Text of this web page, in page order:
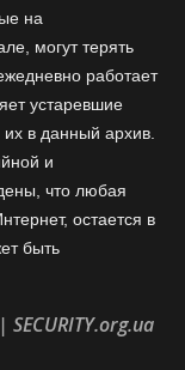
на
могут терять
работает
устаревшие
в данный архив.
и
что любая
остается в
быть